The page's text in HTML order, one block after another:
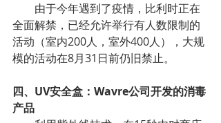
全面解禁，已经允许举行有人数限制的
活动（室内200人，室外400人），大规
模的活动在8月31日前仍旧禁止。
四、UV安全盒：Wavre公司开发的消毒
产品